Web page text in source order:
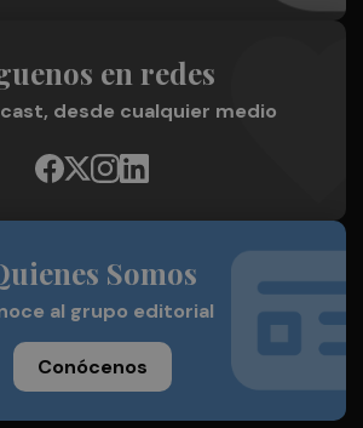
en redes
desde cualquier medio
Somos
al grupo editorial
Conócenos